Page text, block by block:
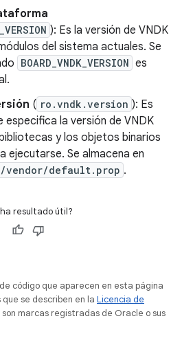
): Es la versión de VNDK
del sistema actuales. Se
BOARD_VNDK_VERSION es
( ro.vndk.version ): Es
especifica la versión de VNDK
y los objetos binarios
ejecutarse. Se almacena en
/vendor/default.prop .
ha resultado útil?
código que aparecen en esta página
se describen en la Licencia de
son marcas registradas de Oracle o sus